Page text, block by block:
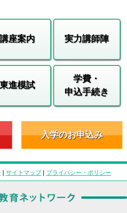
講座案内 実力講師陣
東進模試
学費・
申込手続き
入学のお申込み
| サイトマップ| プライバシー・ポリシー